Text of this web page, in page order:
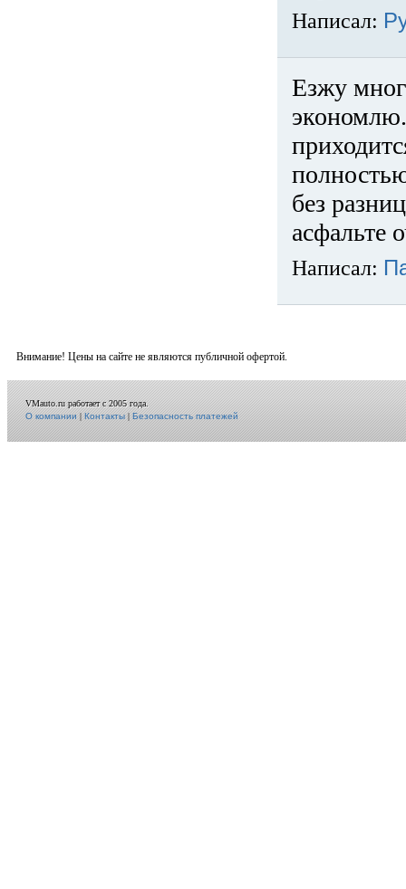
Написал:
Езжу
без
асфальте
Написал:
Внимание! Цены на сайте не являются публичной офертой.
VMauto.ru работает с 2005 года.
О компании|Контакты|Безопасность платежей